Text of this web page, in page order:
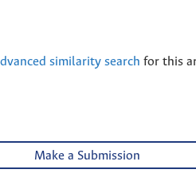
similarity search for this
Make a Submission